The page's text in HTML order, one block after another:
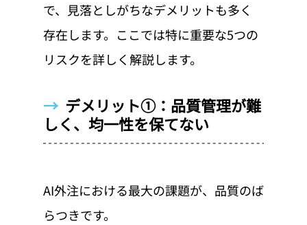
で、見落としがちなデメリットも多く
存在します。ここでは特に重要な5つの
リスクを詳しく解説します。
→ デメリット①：品質管理が難
しく、均一性を保てない
AI外注における最大の課題が、品質のば
らつきです。